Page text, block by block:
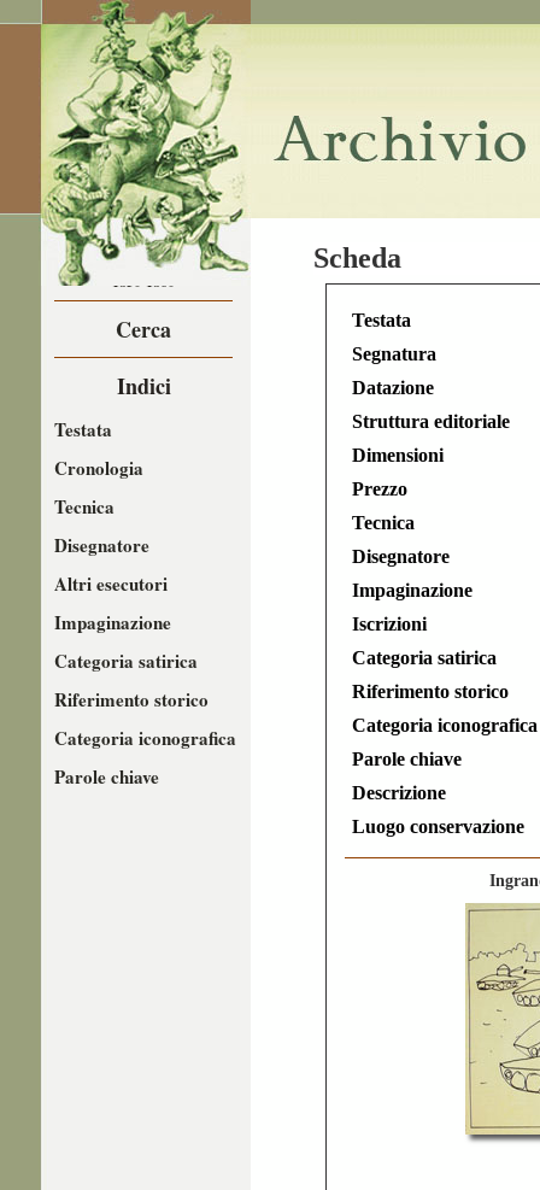
LA CARICATURA
NEL
1850-1860
Cerca
Indici
Testata
Cronologia
Tecnica
Disegnatore
Altri esecutori
Impaginazione
Categoria satirica
Riferimento storico
Categoria iconografica
Parole chiave
Scheda
Testata
Segnatura
Datazione
Struttura editoriale
Dimensioni
Prezzo
Tecnica
Disegnatore
Impaginazione
Iscrizioni
Categoria satirica
Riferimento storico
Categoria iconografica
Parole chiave
Descrizione
Luogo conservazione